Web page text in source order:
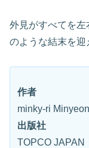
外見がすべてを
のような結末を
作者
minky-ri
出版社
TOPCO JAPAN